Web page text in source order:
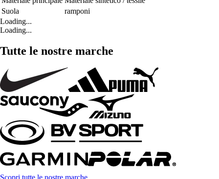
Suola
ramponi
Loading...
Loading...
Tutte le nostre marche
Scopri tutte le nostre marche